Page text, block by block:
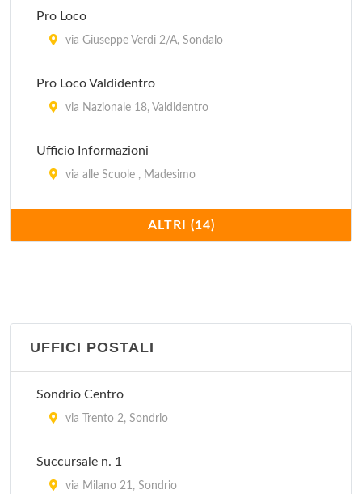
Pro Loco
via Giuseppe Verdi 2/A, Sondalo
Pro Loco Valdidentro
via Nazionale 18, Valdidentro
Ufficio Informazioni
via alle Scuole , Madesimo
Ufficio Informazioni Turistiche Consorzio Tourisport
piazza Magliavacca , Santa Caterina Valfurva
Ufficio Turismo
Ufficio Turistico
Ufficio Turistico
ALTRI (14)
UFFICI POSTALI
Sondrio Centro
via Trento 2, Sondrio
Succursale n. 1
via Milano 21, Sondrio